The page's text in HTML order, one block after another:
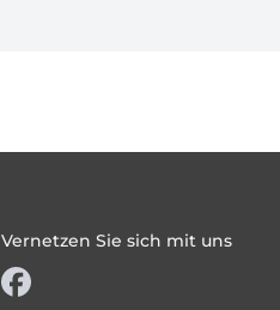
Vernetzen Sie sich mit uns